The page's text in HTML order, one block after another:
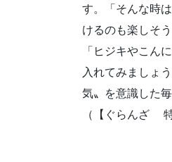
す。「そんな時
けるのも楽しそう
「ヒジキやこん
入れてみましょ
気〟を意識した
（【ぐらんざ